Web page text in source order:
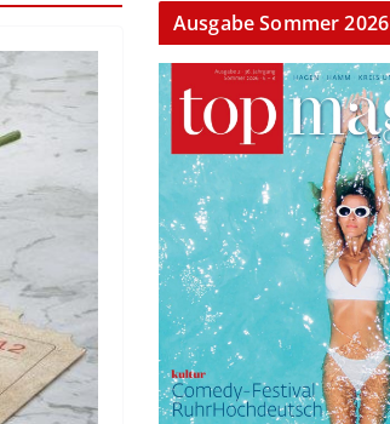
Ausgabe Sommer 2026